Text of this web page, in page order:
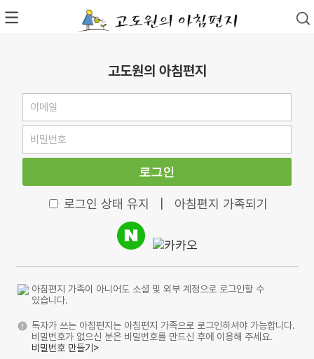
고도원의 아침편지
로그인
로그인 상태 유지 아침편지 가족되기
아침편지 가족이 아니어도 소셜 및 외부 계정으로 로그인할 수
있습니다.
독자가 쓰는 아침편지는 아침편지 가족으로 로그인하셔야 가능합니다.
비밀번호가 없으신 분은 비밀번호를 만드신 후에 이용해 주세요.
비밀번호 만들기>